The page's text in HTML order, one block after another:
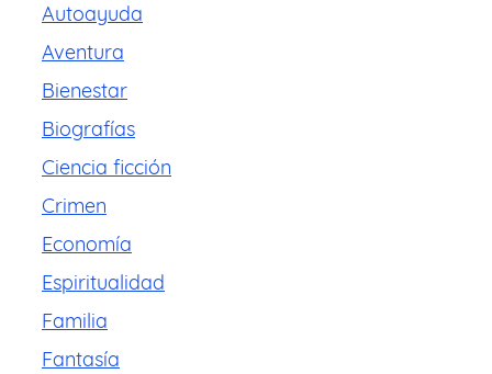
Autoayuda
Aventura
Bienestar
Biografías
Ciencia ficción
Crimen
Economía
Espiritualidad
Familia
Fantasía